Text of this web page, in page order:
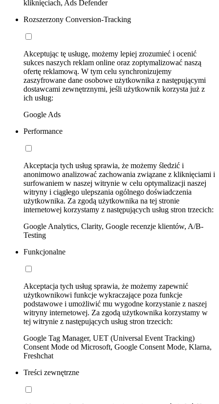
kliknięciach, Ads Defender
Rozszerzony Conversion-Tracking
Akceptując tę usługę, możemy lepiej zrozumieć i ocenić
sukces naszych reklam online oraz zoptymalizować naszą
ofertę reklamową. W tym celu synchronizujemy
zaszyfrowane dane osobowe użytkownika z następującymi
dostawcami zewnętrznymi, jeśli użytkownik korzysta już z
ich usług:
Google Ads
Performance
Akceptacja tych usług sprawia, że możemy śledzić i
anonimowo analizować zachowania związane z kliknięciami i
surfowaniem w naszej witrynie w celu optymalizacji naszej
witryny i ciągłego ulepszania ogólnego doświadczenia
użytkownika. Za zgodą użytkownika na tej stronie
internetowej korzystamy z następujących usług stron trzecich:
Google Analytics, Clarity, Google recenzje klientów, A/B-
Testing
Funkcjonalne
Akceptacja tych usług sprawia, że możemy zapewnić
użytkownikowi funkcje wykraczające poza funkcje
podstawowe i umożliwić mu wygodne korzystanie z naszej
witryny internetowej. Za zgodą użytkownika korzystamy w
tej witrynie z następujących usług stron trzecich:
Google Tag Manager, UET (Universal Event Tracking)
Consent Mode od Microsoft, Google Consent Mode, Klarna,
Freshchat
Treści zewnętrzne